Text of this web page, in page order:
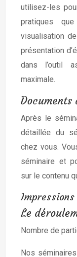
utilisez-les
pratiques
visualisation
présentation
dans l’outil
maximale.
Documents
Après le
détaillée du
chez vous.
séminaire et
sur le contenu
Le
Nombre de
Nos